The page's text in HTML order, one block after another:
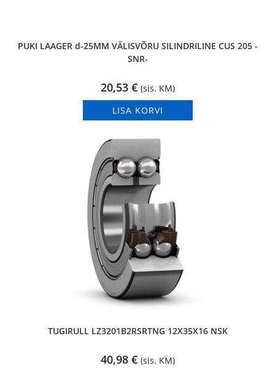
PUKI LAAGER d-25MM VÄLISVÕRU SILINDRILINE CUS 205 -
SNR-
20,53 € (sis. KM)
LISA KORVI
TUGIRULL LZ3201B2RSRTNG 12X35X16 NSK
40,98 € (sis. KM)